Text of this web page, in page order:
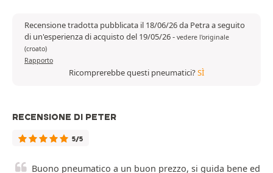
Recensione tradotta pubblicata il 18/06/26 da Petra a seguito
di un'esperienza di acquisto del 19/05/26- vedere l'originale
(croato)
Rapporto
Ricomprerebbe questi pneumatici?SÌ
RECENSIONE DI PETER
5/5
Buono pneumatico a un buon prezzo, si guida bene ed